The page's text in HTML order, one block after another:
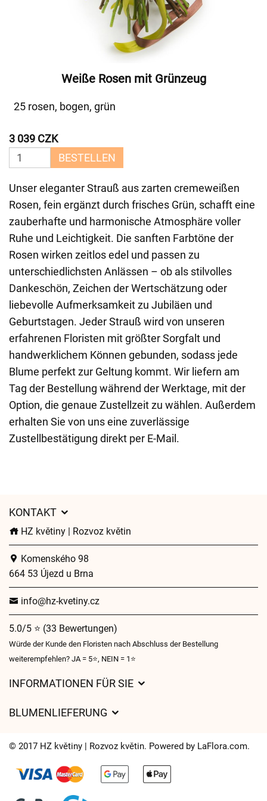
Weiße Rosen mit Grünzeug
25 rosen, bogen, grün
3 039 CZK
BESTELLEN
Unser eleganter Strauß aus zarten cremeweißen
Rosen, fein ergänzt durch frisches Grün, schafft eine
zauberhafte und harmonische Atmosphäre voller
Ruhe und Leichtigkeit. Die sanften Farbtöne der
Rosen wirken zeitlos edel und passen zu
unterschiedlichsten Anlässen – ob als stilvolles
Dankeschön, Zeichen der Wertschätzung oder
liebevolle Aufmerksamkeit zu Jubiläen und
Geburtstagen. Jeder Strauß wird von unseren
erfahrenen Floristen mit größter Sorgfalt und
handwerklichem Können gebunden, sodass jede
Blume perfekt zur Geltung kommt. Wir liefern am
Tag der Bestellung während der Werktage, mit der
Option, die genaue Zustellzeit zu wählen. Außerdem
erhalten Sie von uns eine zuverlässige
Zustellbestätigung direkt per E-Mail.
KONTAKT
HZ květiny | Rozvoz květin
Komenského 98
664 53 Újezd u Brna
info@hz-kvetiny.cz
5.0/5 ⭐ (33 Bewertungen)
Würde der Kunde den Floristen nach Abschluss der Bestellung
weiterempfehlen? JA = 5⭐, NEIN = 1⭐
INFORMATIONEN FÜR SIE
Lieferzeiten für Blumen – Übersicht der Möglichkeiten
BLUMENLIEFERUNG
Wohin wir Blumen liefern
Cookies
© 2017 HZ květiny | Rozvoz květin. Powered by LaFlora.com.